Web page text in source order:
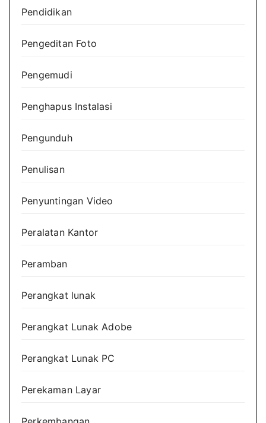
Pendidikan
Pengeditan Foto
Pengemudi
Penghapus Instalasi
Pengunduh
Penulisan
Penyuntingan Video
Peralatan Kantor
Peramban
Perangkat lunak
Perangkat Lunak Adobe
Perangkat Lunak PC
Perekaman Layar